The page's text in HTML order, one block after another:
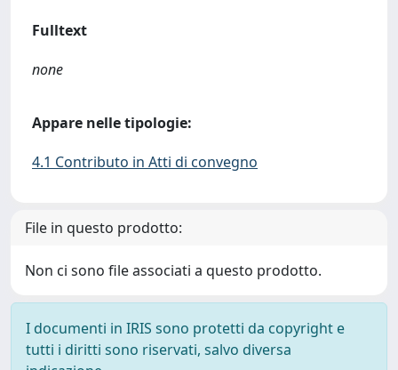
Fulltext
none
Appare nelle tipologie:
4.1 Contributo in Atti di convegno
File in questo prodotto:
Non ci sono file associati a questo prodotto.
I documenti in IRIS sono protetti da copyright e
tutti i diritti sono riservati, salvo diversa